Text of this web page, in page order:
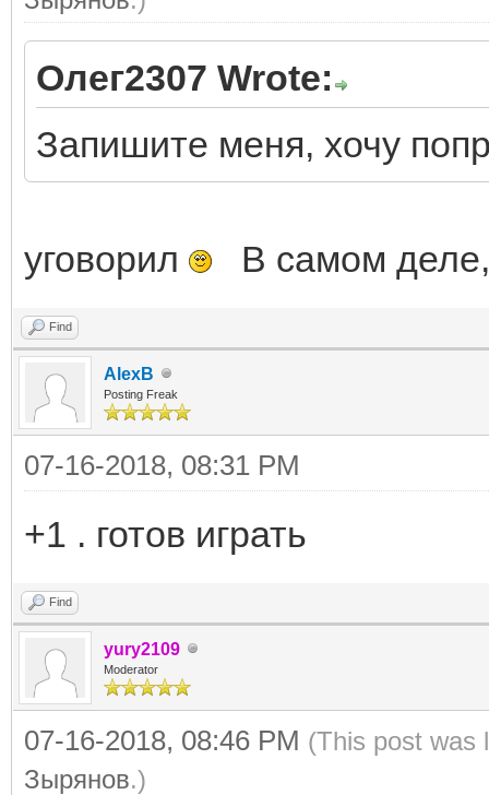
Олег2307 Wrote:
Запишите меня, хочу
уговорил В самом деле,
Find
AlexB
Posting Freak
07-16-2018, 08:31 PM
+1 . готов играть
Find
yury2109
Moderator
07-16-2018, 08:46 PM (This post was
Зырянов.)